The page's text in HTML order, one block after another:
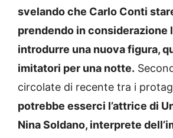
svelando che Carlo Conti
prendendo in considerazione
introdurre una nuova figura,
imitatori per una notte.
circolate di recente tra i
potrebbe esserci l’attrice di
Nina Soldano, interprete